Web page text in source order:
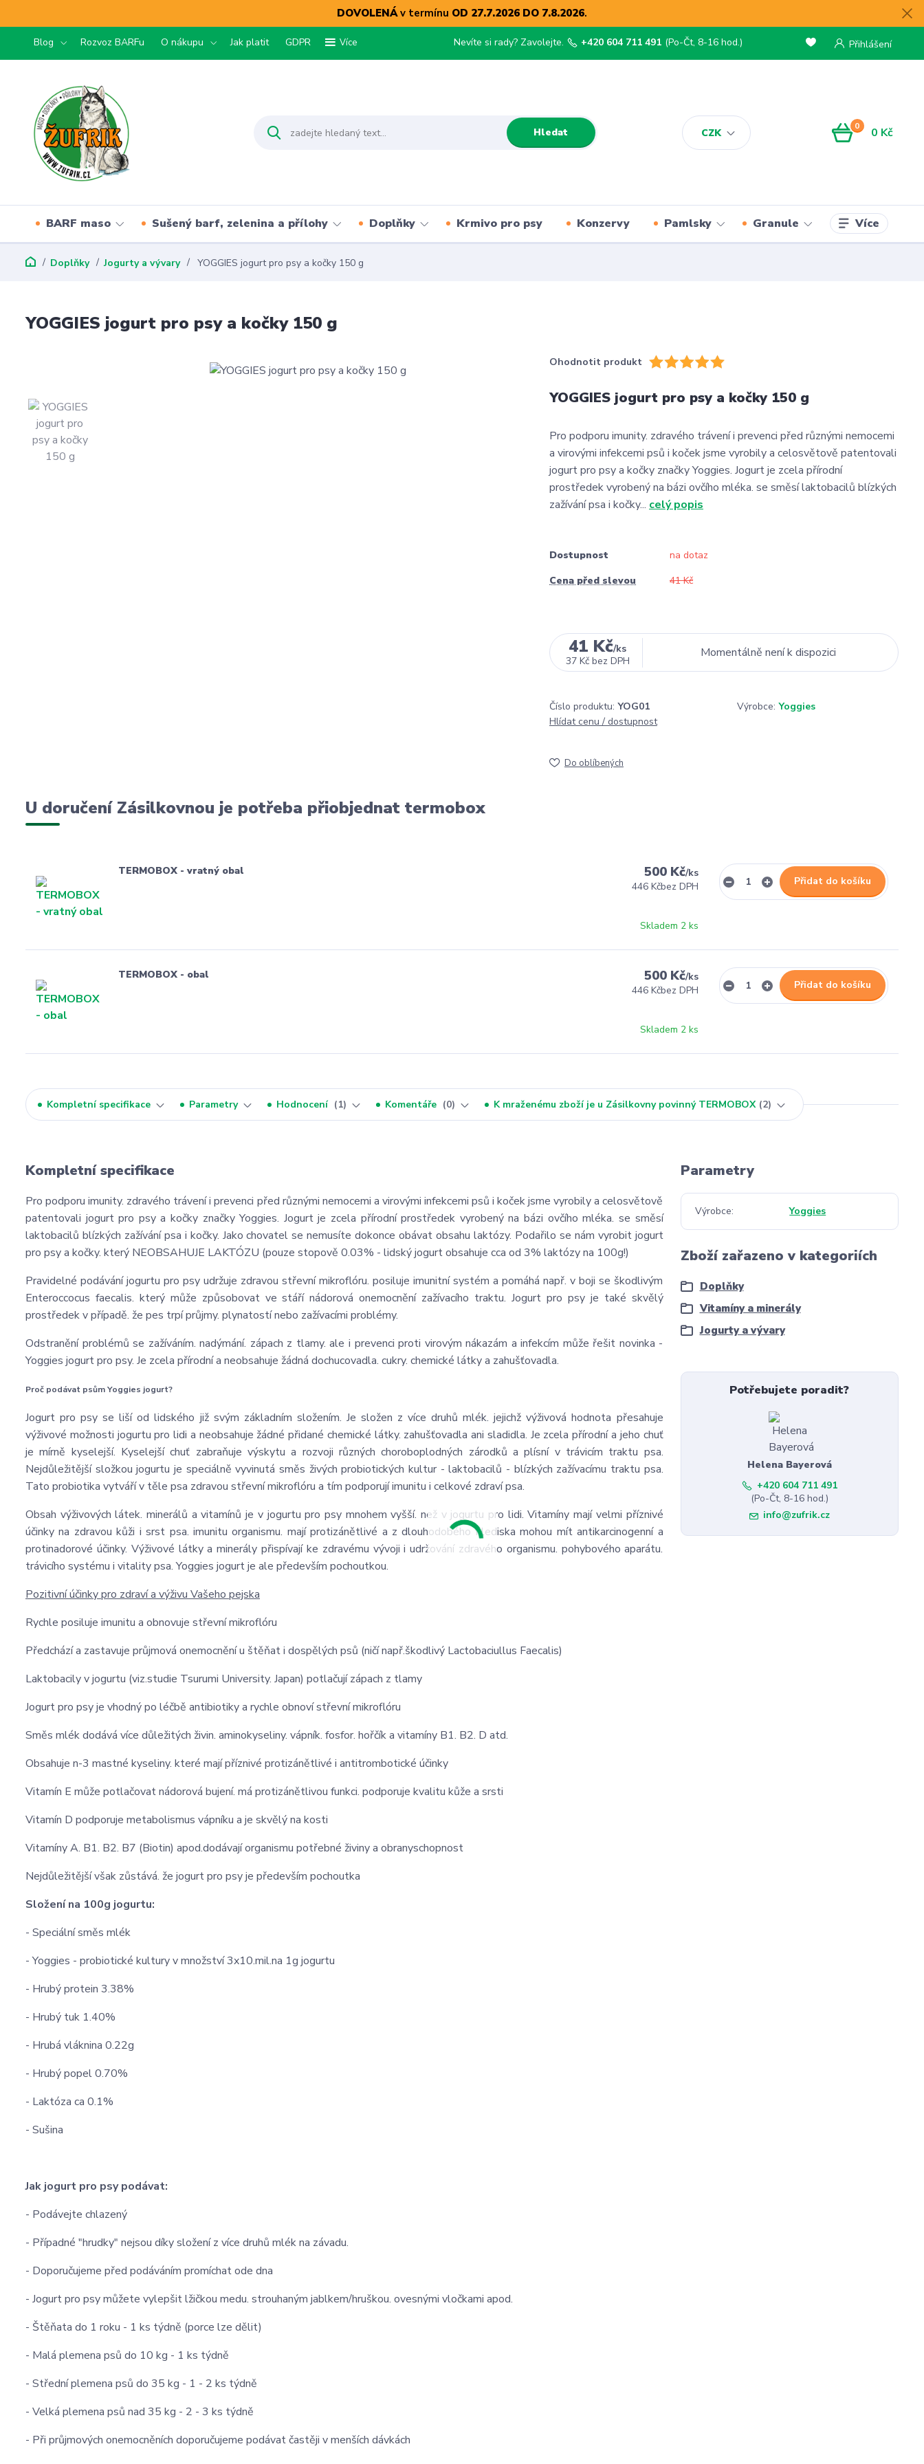
DOVOLENÁv termínu OD 27.7.2026 DO 7.8.2026.
Blog Rozvoz BARFu O nákupu Jak platit GDPR Více
CZK
Přihlášení
Hledat
Nevíte si rady? Zavolejte. +420 604 711 491 (Po-Čt, 8-16 hod.)
0 0 Kč
BARF maso Sušený barf, zelenina a přílohy Doplňky Krmivo pro psy Konzervy Pamlsky Granule Více
Doplňky Jogurty a vývary YOGGIES jogurt pro psy a kočky 150 g
YOGGIES jogurt pro psy a kočky 150 g
Ohodnotit produkt
YOGGIES jogurt pro psy a kočky 150 g
Pro podporu imunity. zdravého trávení i prevenci před různými nemocemi
a virovými infekcemi psů i koček jsme vyrobily a celosvětově patentovali
jogurt pro psy a kočky značky Yoggies. Jogurt je zcela přírodní
prostředek vyrobený na bázi ovčího mléka. se směsí laktobacilů blízkých
zažívání psa i kočky... celý popis
Dostupnost
na dotaz
Cena před slevou
41 Kč
41 Kč/ks
37 Kč bez DPH
Momentálně není k dispozici
Číslo produktu: YOG01 Výrobce: Yoggies
Hlídat cenu / dostupnost
Do oblíbených
U doručení Zásilkovnou je potřeba přiobjednat termobox
TERMOBOX - vratný obal 500 Kč/ks
446 Kčbez DPH
Skladem 2 ks
Přidat do košíku
TERMOBOX - obal 500 Kč/ks
446 Kčbez DPH
Skladem 2 ks
Přidat do košíku
Kompletní specifikace Parametry Hodnocení 1 Komentáře 0 K mraženému zboží je u Zásilkovny povinný TERMOBOX 2
Kompletní specifikace
Pro podporu imunity. zdravého trávení i prevenci před různými nemocemi a virovými infekcemi psů i koček jsme vyrobily a celosvětově
patentovali jogurt pro psy a kočky značky Yoggies. Jogurt je zcela přírodní prostředek vyrobený na bázi ovčího mléka. se směsí
laktobacilů blízkých zažívání psa i kočky. Jako chovatel se nemusíte dokonce obávat obsahu laktózy. Podařilo se nám vyrobit jogurt
pro psy a kočky. který NEOBSAHUJE LAKTÓZU (pouze stopově 0.03% - lidský jogurt obsahuje cca od 3% laktózy na 100g!)
Pravidelné podávání jogurtu pro psy udržuje zdravou střevní mikroflóru. posiluje imunitní systém a pomáhá např. v boji se škodlivým
Enteroccocus faecalis. který může způsobovat ve stáří nádorová onemocnění zažívacího traktu. Jogurt pro psy je také skvělý
prostředek v případě. že pes trpí průjmy. plynatostí nebo zažívacími problémy.
Odstranění problémů se zažíváním. nadýmání. zápach z tlamy. ale i prevenci proti virovým nákazám a infekcím může řešit novinka -
Yoggies jogurt pro psy. Je zcela přírodní a neobsahuje žádná dochucovadla. cukry. chemické látky a zahušťovadla.
Proč podávat psům Yoggies jogurt?
Jogurt pro psy se liší od lidského již svým základním složením. Je složen z více druhů mlék. jejichž výživová hodnota přesahuje
výživové možnosti jogurtu pro lidi a neobsahuje žádné přidané chemické látky. zahušťovadla ani sladidla. Je zcela přírodní a jeho chuť
je mírně kyselejší. Kyselejší chuť zabraňuje výskytu a rozvoji různých choroboplodných zárodků a plísní v trávicím traktu psa.
Nejdůležitější složkou jogurtu je speciálně vyvinutá směs živých probiotických kultur - laktobacilů - blízkých zažívacímu traktu psa.
Tato probiotika vytváří v těle psa zdravou střevní mikroflóru a tím podporují imunitu i celkové zdraví psa.
Obsah výživových látek. minerálů a vitamínů je v jogurtu pro psy mnohem vyšší. než v jogurtu pro lidi. Vitamíny mají velmi příznivé
účinky na zdravou kůži i srst psa. imunitu organismu. mají protizánětlivé a z dlouhodobého hlediska mohou mít antikarcinogenní a
protinadorové účinky. Výživové látky a minerály přispívají ke zdravému vývoji i udržování zdravého organismu. pohybového aparátu.
trávicího systému i vitality psa. Yoggies jogurt je ale především pochoutkou.
Pozitivní účinky pro zdraví a výživu Vašeho pejska
Rychle posiluje imunitu a obnovuje střevní mikroflóru
Předchází a zastavuje průjmová onemocnění u štěňat i dospělých psů (ničí např.škodlivý Lactobaciullus Faecalis)
Laktobacily v jogurtu (viz.studie Tsurumi University. Japan) potlačují zápach z tlamy
Jogurt pro psy je vhodný po léčbě antibiotiky a rychle obnoví střevní mikroflóru
Směs mlék dodává více důležitých živin. aminokyseliny. vápník. fosfor. hořčík a vitamíny B1. B2. D atd.
Obsahuje n-3 mastné kyseliny. které mají příznivé protizánětlivé i antitrombotické účinky
Vitamín E může potlačovat nádorová bujení. má protizánětlivou funkci. podporuje kvalitu kůže a srsti
Vitamín D podporuje metabolismus vápníku a je skvělý na kosti
Vitamíny A. B1. B2. B7 (Biotin) apod.dodávají organismu potřebné živiny a obranyschopnost
Nejdůležitější však zůstává. že jogurt pro psy je především pochoutka
Složení na 100g jogurtu:
- Speciální směs mlék
- Yoggies - probiotické kultury v množství 3x10.mil.na 1g jogurtu
- Hrubý protein 3.38%
- Hrubý tuk 1.40%
- Hrubá vláknina 0.22g
- Hrubý popel 0.70%
- Laktóza ca 0.1%
- Sušina
Jak jogurt pro psy podávat:
- Podávejte chlazený
- Případné "hrudky" nejsou díky složení z více druhů mlék na závadu.
- Doporučujeme před podáváním promíchat ode dna
- Jogurt pro psy můžete vylepšit lžičkou medu. strouhaným jablkem/hruškou. ovesnými vločkami apod.
- Štěňata do 1 roku - 1 ks týdně (porce lze dělit)
- Malá plemena psů do 10 kg - 1 ks týdně
- Střední plemena psů do 35 kg - 1 - 2 ks týdně
- Velká plemena psů nad 35 kg - 2 - 3 ks týdně
- Při průjmových onemocněních doporučujeme podávat častěji v menších dávkách
Parametry
Výrobce Yoggies
Zboží zařazeno v kategoriích
Doplňky
Vitamíny a minerály
Jogurty a vývary
Potřebujete poradit?
Helena Bayerová
+420 604 711 491
(Po-Čt, 8-16 hod.)
info@zufrik.cz